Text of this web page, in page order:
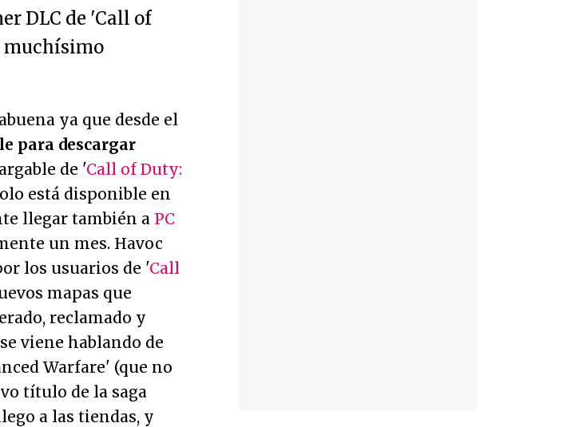
DLC de 'Call of
muchísimo
ya que desde el
para descargar
de 'Call of Duty:
está disponible en
llegar también a PC
un mes. Havoc
los usuarios de 'Call
mapas que
reclamado y
viene hablando de
Warfare' (que no
título de la saga
a las tiendas, y